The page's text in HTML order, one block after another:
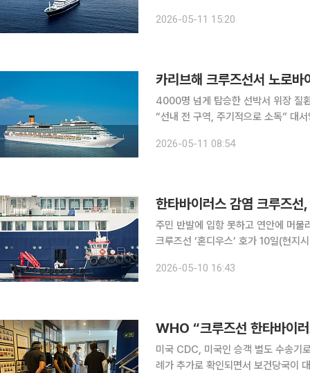
아제도 테네리페에 있는 그라나다야
2026-05-11 15:20
카리브해 크루즈선서 노로
4000명 넘게 탑승한 선박서 위장 질
“선내 전 구역, 주기적으로 소독” 대서양을 항해 중이던 크루즈선에서 일어난 한타바이러스 집단감
2026-05-11 08:54
한타바이러스 감염 크루즈
주민 반발에 입항 못하고 연안에 머물러 한타바이러스에 감염된 승객 3명이 숨진 네덜란드
크루즈선 ‘혼디우스’ 호가 10일(현지
항하지 못하고 인근 바다에 머물고 있
2026-05-10 16:43
WHO “크루즈선 한타바이
미국 CDC, 미국인 승객 별도 수송기로 이송 남극 탐사 크루즈선에서 발생한 한타
례가 추가로 확인되면서 보건당국이